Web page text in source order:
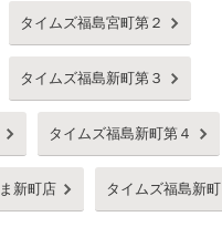
タイムズ福島宮町第２
タイムズ福島新町第３
タイムズ福島新町第４
新町店 タイムズ福島新町